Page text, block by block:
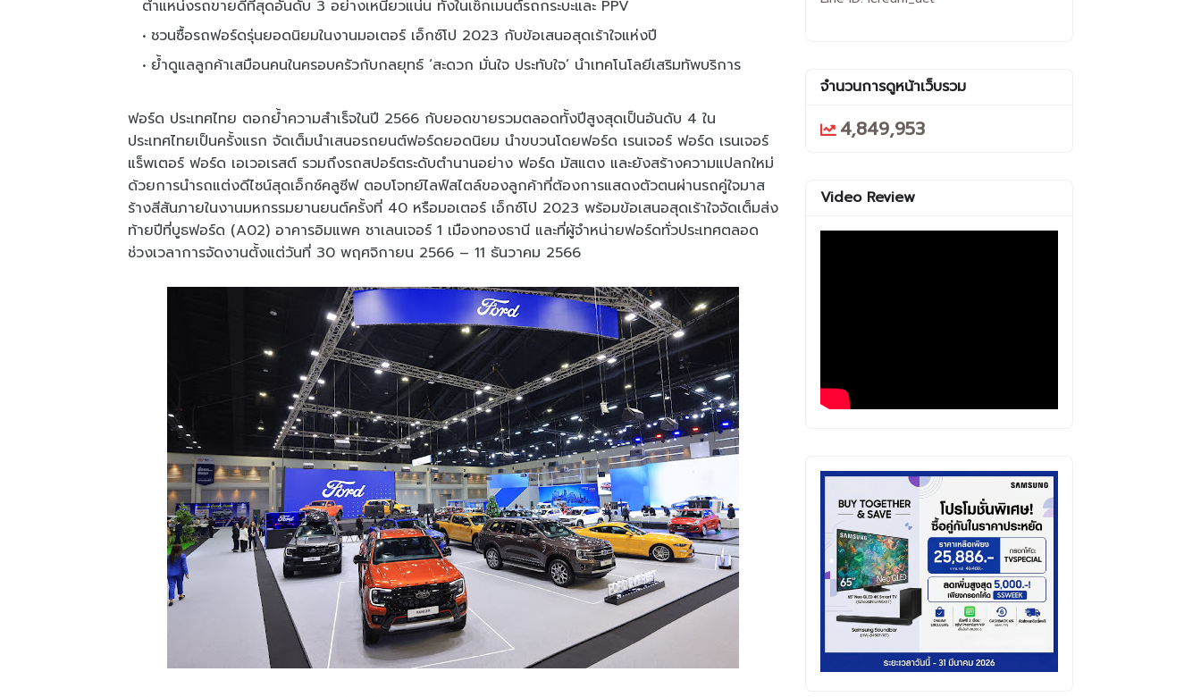
ตำแหน่งรถขายดีที่สุดอันดับ 3 อย่างเหนียวแน่น ทั้งในเซ็กเมนต์รถกระบะและ PPV
ชวนซื้อรถฟอร์ดรุ่นยอดนิยมในงานมอเตอร์ เอ็กซ์โป 2023 กับข้อเสนอสุดเร้าใจแห่งปี
ย้ำดูแลลูกค้าเสมือนคนในครอบครัวกับกลยุทธ์ ‘สะดวก มั่นใจ ประทับใจ’ นำเทคโนโลยีเสริมทัพบริการ
ฟอร์ด ประเทศไทย ตอกย้ำความสำเร็จในปี 2566 กับยอดขายรวมตลอดทั้งปีสูงสุดเป็นอันดับ 4 ใน
ประเทศไทยเป็นครั้งแรก จัดเต็มนำเสนอรถยนต์ฟอร์ดยอดนิยม นำขบวนโดยฟอร์ด เรนเจอร์ ฟอร์ด เรนเจอร์
แร็พเตอร์ ฟอร์ด เอเวอเรสต์ รวมถึงรถสปอร์ตระดับตำนานอย่าง ฟอร์ด มัสแตง และยังสร้างความแปลกใหม่
ด้วยการนำรถแต่งดีไซน์สุดเอ็กซ์คลูซีฟ ตอบโจทย์ไลฟ์สไตล์ของลูกค้าที่ต้องการแสดงตัวตนผ่านรถคู่ใจมาส
ร้างสีสันภายในงานมหกรรมยานยนต์ครั้งที่ 40 หรือมอเตอร์ เอ็กซ์โป 2023 พร้อมข้อเสนอสุดเร้าใจจัดเต็มส่ง
ท้ายปีที่บูธฟอร์ด (A02) อาคารอิมแพค ชาเลนเจอร์ 1 เมืองทองธานี และที่ผู้จำหน่ายฟอร์ดทั่วประเทศตลอด
ช่วงเวลาการจัดงานตั้งแต่วันที่ 30 พฤศจิกายน 2566 – 11 ธันวาคม 2566
จำนวนการดูหน้าเว็บรวม
4,849,953
Video Review